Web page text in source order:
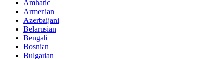
Amharic
Armenian
Azerbaijani
Belarusian
Bengali
Bosnian
Bulgarian